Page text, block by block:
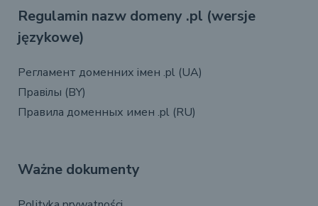
Regulamin nazw domeny .pl (wersje
językowe)
Регламент доменних імен .pl (UA)
Правілы (BY)
Правила доменных имен .pl (RU)
Ważne dokumenty